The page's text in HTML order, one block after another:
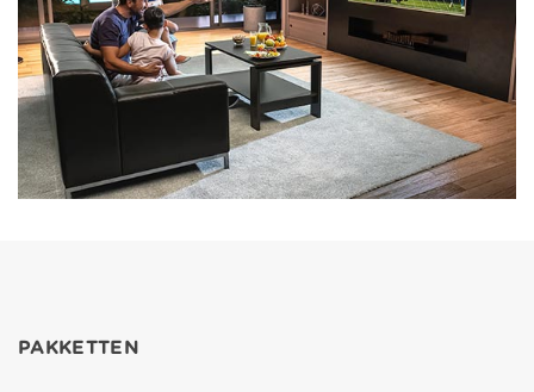
PAKKETTEN